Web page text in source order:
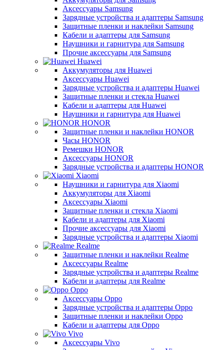
Аксессуары Samsung
Зарядные устройства и адаптеры Samsung
Защитные пленки и наклейки Samsung
Кабели и адаптеры для Samsung
Наушники и гарнитура для Samsung
Прочие аксессуары для Samsung
Huawei
Аккумуляторы для Huawei
Аксессуары Huawei
Зарядные устройства и адаптеры Huawei
Защитные пленки и стекла Huawei
Кабели и адаптеры для Huawei
Наушники и гарнитура для Huawei
HONOR
Защитные пленки и наклейки HONOR
Часы HONOR
Ремешки HONOR
Аксессуары HONOR
Зарядные устройства и адаптеры HONOR
Xiaomi
Наушники и гарнитура для Xiaomi
Аккумуляторы для Xiaomi
Аксессуары Xiaomi
Защитные пленки и стекла Xiaomi
Кабели и адаптеры для Xiaomi
Прочие аксессуары для Xiaomi
Зарядные устройства и адаптеры Xiaomi
Realme
Защитные пленки и наклейки Realme
Аксессуары Realme
Зарядные устройства и адаптеры Realme
Кабели и адаптеры для Realme
Oppo
Аксессуары Oppo
Зарядные устройства и адаптеры Oppo
Защитные пленки и наклейки Oppo
Кабели и адаптеры для Oppo
Vivo
Аксессуары Vivo